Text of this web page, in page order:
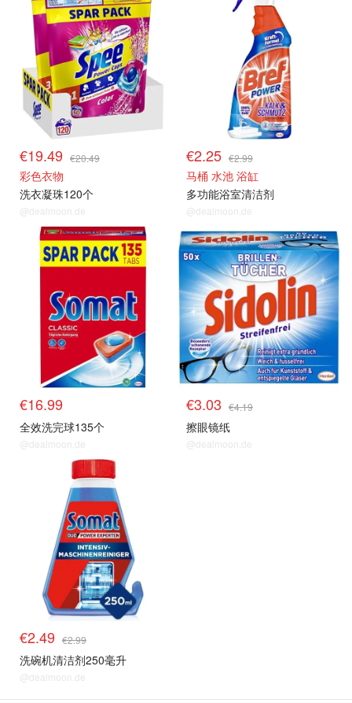
€19.49 €20.49
彩色衣物
洗衣凝珠120个
@dealmoon.de
€2.25 €2.99
马桶 水池 浴缸
多功能浴室清洁剂
@dealmoon.de
€16.99
全效洗完球135个
@dealmoon.de
€3.03 €4.19
擦眼镜纸
@dealmoon.de
€2.49 €2.99
洗碗机清洁剂250毫升
@dealmoon.de